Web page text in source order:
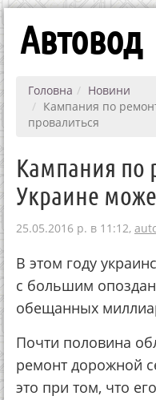
Автовод
Головна
Новини
Кампания по
провалиться
Кампания по
Украине
25.05.2016 р. в 11:12,
В этом году
с большим
обещанных
Почти половина
ремонт дорожной
это при том, что